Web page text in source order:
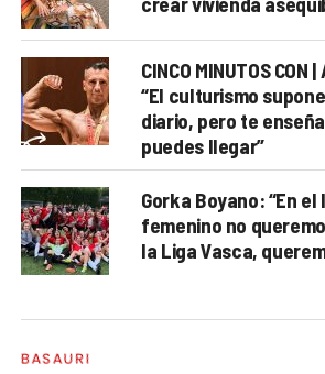
CINCO MINUTOS CON
“El culturismo
diario, pero te
puedes llegar”
Gorka Boyano: “En
femenino no
la Liga Vasca,
BASAURI